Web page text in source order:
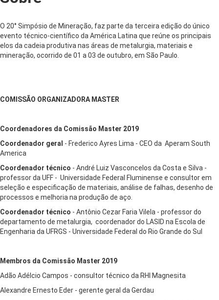
O 20° Simpósio de Mineração, faz parte da terceira edição do único
evento técnico-científico da América Latina que reúne os principais
elos da cadeia produtiva nas áreas de metalurgia, materiais e
mineração, ocorrido de 01 a 03 de outubro, em São Paulo.
COMISSÃO ORGANIZADORA MASTER
Coordenadores da Comissão Master 2019
Coordenador geral - Frederico Ayres Lima - CEO da Aperam South
America
Coordenador técnico - André Luiz Vasconcelos da Costa e Silva -
professor da UFF - Universidade Federal Fluminense e consultor em
seleção e especificação de materiais, análise de falhas, desenho de
processos e melhoria na produção de aço.
Coordenador técnico - Antônio Cezar Faria Vilela - professor do
departamento de metalurgia, coordenador do LASID na Escola de
Engenharia da UFRGS - Universidade Federal do Rio Grande do Sul
Membros da Comissão Master 2019
Adão Adélcio Campos - consultor técnico da RHI Magnesita
Alexandre Ernesto Eder - gerente geral da Gerdau